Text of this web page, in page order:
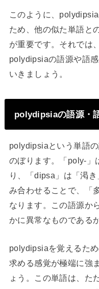
このように、
ため、他の似た単語と
が重要です。それでは
polydipsiaの語源や語
いきましょう。
polydipsiaの語源・
polydipsiaという単語
のぼります。「poly-」
り、「dipsa」は「渇
み合わせることで、「
なります。この語源か
かに異常なものである
polydipsiaを覚えるた
求める感覚が極端に強
ょう。この単語は、た